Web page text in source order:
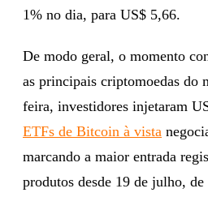
1% no dia, para US$ 5,66.
De modo geral, o momento
as principais criptomoedas do
feira, investidores injetaram
ETFs de Bitcoin à vista
marcando a maior entrada
produtos desde 19 de julho,